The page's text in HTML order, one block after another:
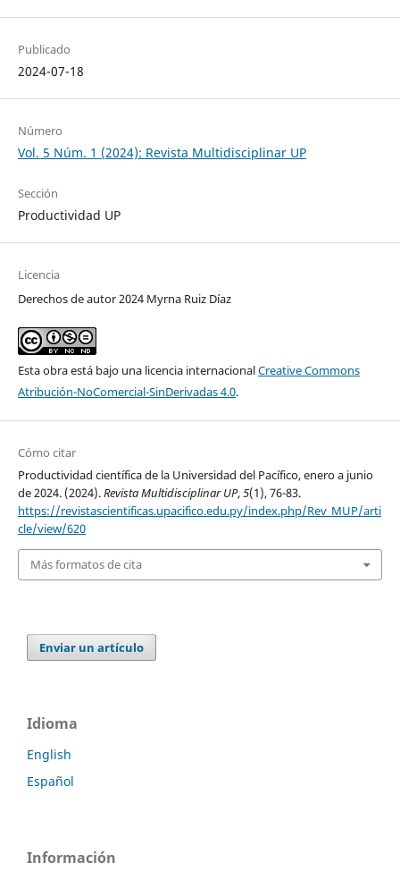
Publicado
2024-07-18
Número
Vol. 5 Núm. 1 (2024): Revista Multidisciplinar UP
Sección
Productividad UP
Licencia
Derechos de autor 2024 Myrna Ruiz Díaz
Esta obra está bajo una licencia internacionalCreative Commons
Atribución-NoComercial-SinDerivadas 4.0.
Cómo citar
Productividad científica de la Universidad del Pacífico, enero a junio
de 2024. (2024).Revista Multidisciplinar UP,5(1), 76-83.
https://revistascientificas.upacifico.edu.py/index.php/Rev_MUP/arti
cle/view/620
Más formatos de cita
Enviar un artículo
Idioma
English
Español
Información